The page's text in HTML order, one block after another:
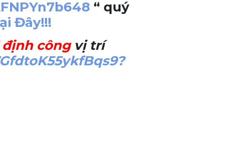
“ quý
Đây!!!
côngvị trí